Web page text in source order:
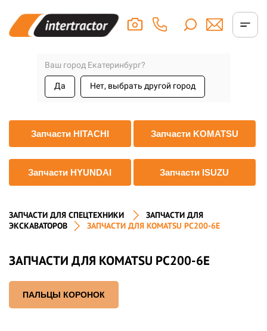
Ваш город Екатеринбург?
Да Нет, выбрать другой город
Запчасти HITACHI Запчасти KOMATSU
Запчасти HYUNDAI Запчасти ISUZU
ЗАПЧАСТИ ДЛЯ СПЕЦТЕХНИКИ
ЗАПЧАСТИ ДЛЯ
ЭКСКАВАТОРОВ
ЗАПЧАСТИ ДЛЯ KOMATSU PC200-6E
ЗАПЧАСТИ ДЛЯ KOMATSU PC200-6E
ПАЛЬЦЫ КОРОНОК